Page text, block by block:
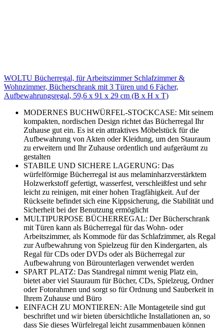
WOLTU Bücherregal, für Arbeitszimmer Schlafzimmer &
Wohnzimmer, Bücherschrank mit 3 Türen und 6 Fächer,
Aufbewahrungsregal, 59,6 x 91 x 29 cm (B x H x T)
MODERNES BUCHWÜRFEL-STOCKCASE: Mit seinem
kompakten, nordischen Design richtet das Bücherregal Ihr
Zuhause gut ein. Es ist ein attraktives Möbelstück für die
Aufbewahrung von Akten oder Kleidung, um den Stauraum
zu erweitern und Ihr Zuhause ordentlich und aufgeräumt zu
gestalten
STABILE UND SICHERE LAGERUNG: Das
würfelförmige Bücherregal ist aus melaminharzverstärktem
Holzwerkstoff gefertigt, wasserfest, verschleißfest und sehr
leicht zu reinigen, mit einer hohen Tragfähigkeit. Auf der
Rückseite befindet sich eine Kippsicherung, die Stabilität und
Sicherheit bei der Benutzung ermöglicht
MULTIPURPOSE BÜCHERREGAL: Der Bücherschrank
mit Türen kann als Bücherregal für das Wohn- oder
Arbeitszimmer, als Kommode für das Schlafzimmer, als Regal
zur Aufbewahrung von Spielzeug für den Kindergarten, als
Regal für CDs oder DVDs oder als Bücherregal zur
Aufbewahrung von Bürounterlagen verwendet werden
SPART PLATZ: Das Standregal nimmt wenig Platz ein,
bietet aber viel Stauraum für Bücher, CDs, Spielzeug, Ordner
oder Fotorahmen und sorgt so für Ordnung und Sauberkeit in
Ihrem Zuhause und Büro
EINFACH ZU MONTIEREN: Alle Montageteile sind gut
beschriftet und wir bieten übersichtliche Installationen an, so
dass Sie dieses Würfelregal leicht zusammenbauen können